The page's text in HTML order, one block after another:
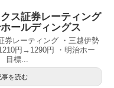
ス証券レーティング
ールディングス
券レーティング ・三越伊勢
円→1290円 ・明治ホー
目標...
事を読む